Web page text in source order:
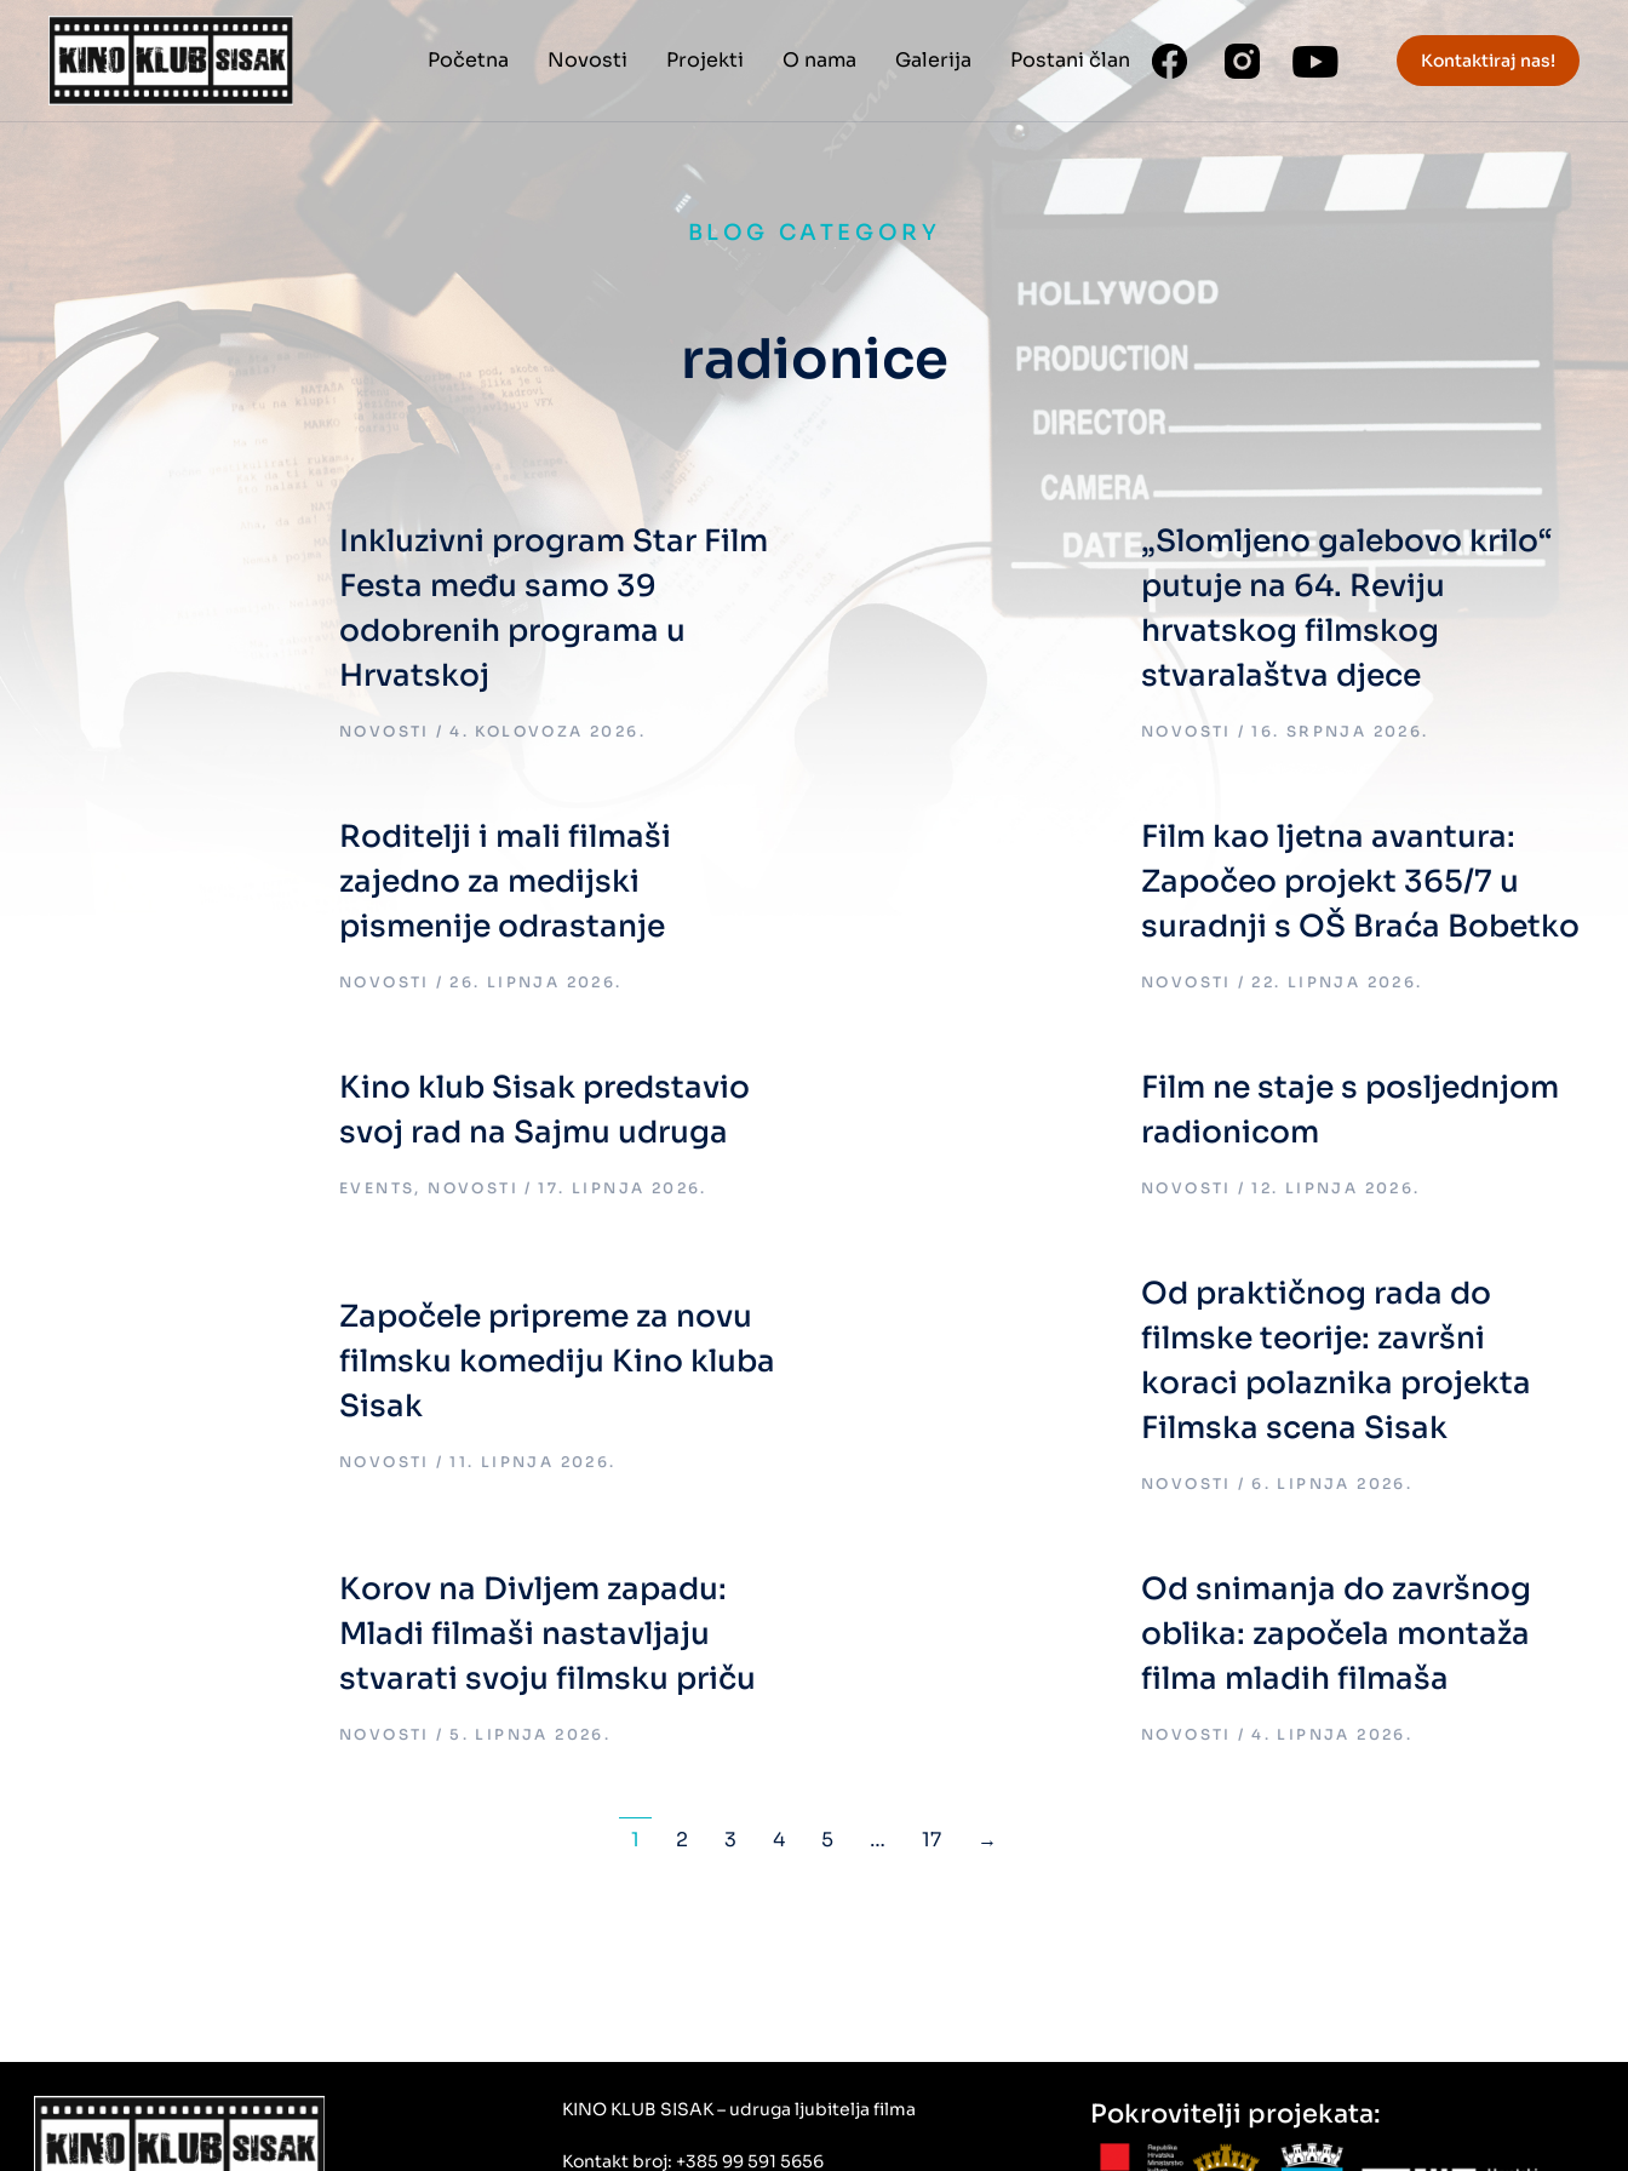
Početna Novosti Projekti O nama Galerija Postani član Kontaktiraj nas!
BLOG CATEGORY
radionice
Inkluzivni program Star Film
Festa među samo 39
odobrenih programa u
Hrvatskoj
NOVOSTI 4. KOLOVOZA 2026.
„Slomljeno galebovo krilo“
putuje na 64. Reviju
hrvatskog filmskog
stvaralaštva djece
NOVOSTI 16. SRPNJA 2026.
Roditelji i mali filmaši
zajedno za medijski
pismenije odrastanje
NOVOSTI 26. LIPNJA 2026.
Film kao ljetna avantura:
Započeo projekt 365/7 u
suradnji s OŠ Braća Bobetko
NOVOSTI 22. LIPNJA 2026.
Kino klub Sisak predstavio
svoj rad na Sajmu udruga
EVENTS , NOVOSTI 17. LIPNJA 2026.
Film ne staje s posljednjom
radionicom
NOVOSTI 12. LIPNJA 2026.
Započele pripreme za novu
filmsku komediju Kino kluba
Sisak
NOVOSTI 11. LIPNJA 2026.
Od praktičnog rada do
filmske teorije: završni
koraci polaznika projekta
Filmska scena Sisak
NOVOSTI 6. LIPNJA 2026.
Korov na Divljem zapadu:
Mladi filmaši nastavljaju
stvarati svoju filmsku priču
NOVOSTI 5. LIPNJA 2026.
Od snimanja do završnog
oblika: započela montaža
filma mladih filmaša
NOVOSTI 4. LIPNJA 2026.
1 2 3 4 5 … 17 →
KINO KLUB SISAK – udruga ljubitelja filma
Kontakt broj: +385 99 591 5656
Pokrovitelji projekata: